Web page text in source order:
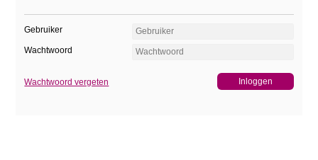
Gebruiker
Wachtwoord
Wachtwoord vergeten